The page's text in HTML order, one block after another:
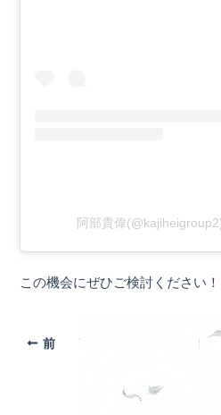
阿部貴偉
この機会にぜひご検討ください！
前